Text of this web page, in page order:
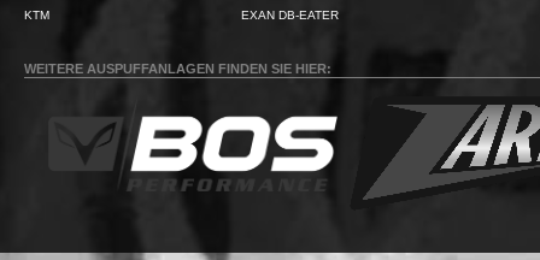
KTM EXAN DB-EATER
WEITERE AUSPUFFANLAGEN FINDEN SIE HIER: